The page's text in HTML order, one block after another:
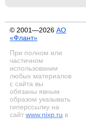
© 2001—2026 АО
«Флант»
При полном или
частичном
использовании
любых материалов
с сайта вы
обязаны явным
образом указывать
гиперссылку на
сайт www.nixp.ru в